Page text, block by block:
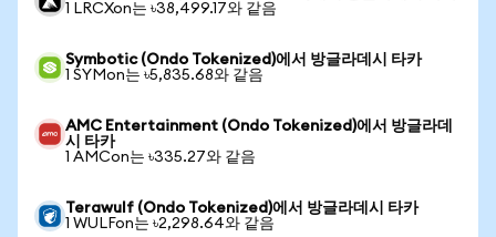
1 LRCXon는 ৳38,499.17와 같음
Symbotic (Ondo Tokenized)에서 방글라데시 타카
1 SYMon는 ৳5,835.68와 같음
AMC Entertainment (Ondo Tokenized)에서 방글라데
시 타카
1 AMCon는 ৳335.27와 같음
Terawulf (Ondo Tokenized)에서 방글라데시 타카
1 WULFon는 ৳2,298.64와 같음